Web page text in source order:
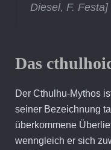
Diesel, F. Festa]
Das
Der Cthulhu-Mythos
seiner Bezeichnung
überkommene
wenngleich er sich